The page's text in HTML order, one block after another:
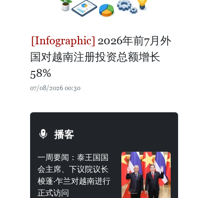
2026年前7月外
国对越南注册投资总额增长
58%
07/08/2026 00:30
播客
一周要闻：泰王国国
会主席、下议院议长
梭蓬·乍兰对越南进行
正式访问